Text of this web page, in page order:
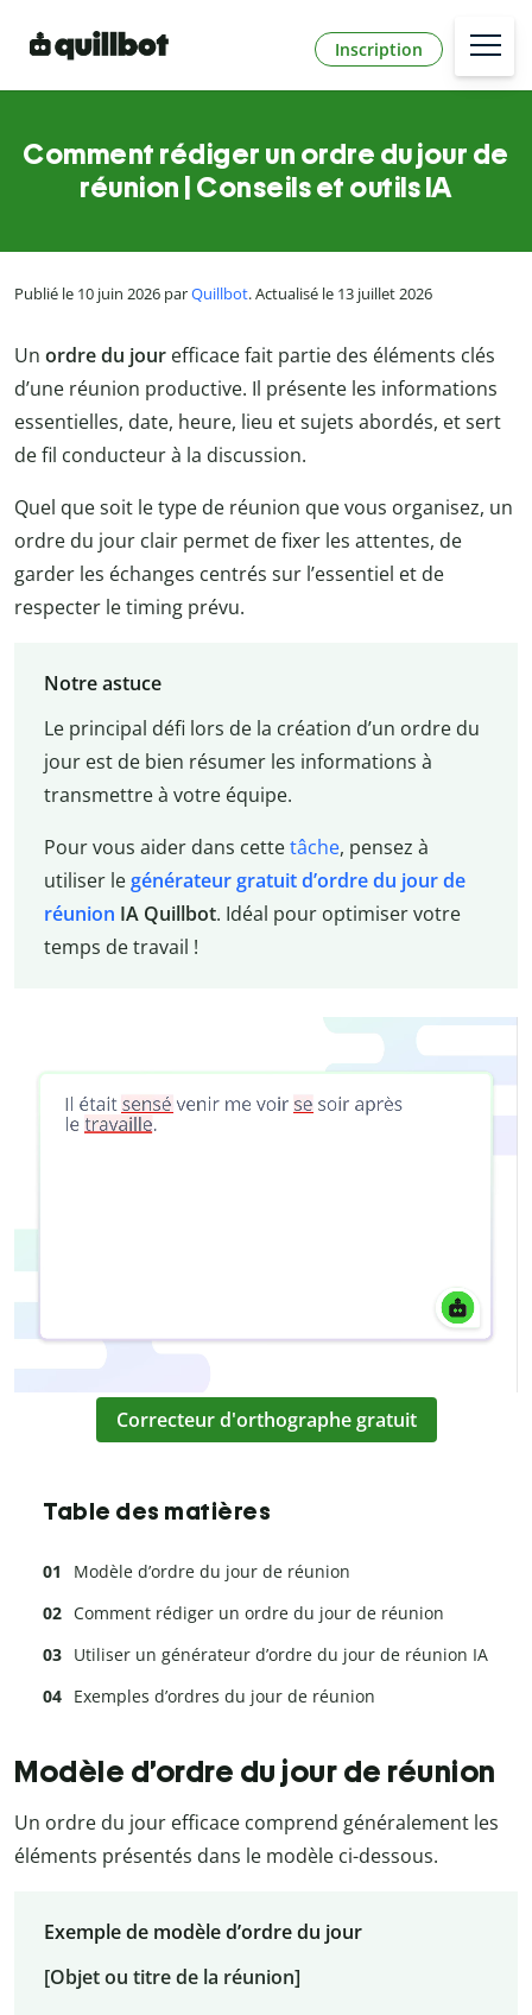
Inscription
Comment rédiger un ordre du jour de
réunion | Conseils et outils IA
Publié le 10 juin 2026 parQuillbot. Actualisé le 13 juillet 2026
Un ordre du jour efficace fait partie des éléments clés
d’une réunion productive. Il présente les informations
essentielles, date, heure, lieu et sujets abordés, et sert
de fil conducteur à la discussion.
Quel que soit le type de réunion que vous organisez, un
ordre du jour clair permet de fixer les attentes, de
garder les échanges centrés sur l’essentiel et de
respecter le timing prévu.
Notre astuce
Le principal défi lors de la création d’un ordre du
jour est de bien résumer les informations à
transmettre à votre équipe.
Pour vous aider dans cettetâche, pensez à
utiliser legénérateur gratuit d’ordre du jour de
réunion IA Quillbot. Idéal pour optimiser votre
temps de travail !
Correcteur d'orthographe gratuit
Table des matières
Modèle d’ordre du jour de réunion
Comment rédiger un ordre du jour de réunion
Utiliser un générateur d’ordre du jour de réunion IA
Exemples d’ordres du jour de réunion
Modèle d’ordre du jour de réunion
Un ordre du jour efficace comprend généralement les
éléments présentés dans le modèle ci-dessous.
Exemple de modèle d’ordre du jour
[Objet ou titre de la réunion]